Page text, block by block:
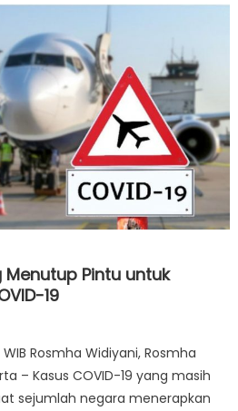
Pintu untuk
19
Rosmha Widiyani, Rosmha
– Kasus COVID-19 yang masih
sejumlah negara menerapkan